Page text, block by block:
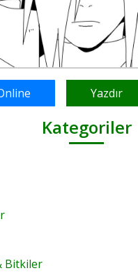
Yazdır
Kategoriler
Bitkiler